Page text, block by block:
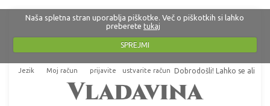
Naša spletna stran uporablja piškotke. Več o piškotkih si lahko
preberete tukaj
SPREJMI
Jezik Moj račun Dobrodošli! Lahko se
prijavite ali
ustvarite račun